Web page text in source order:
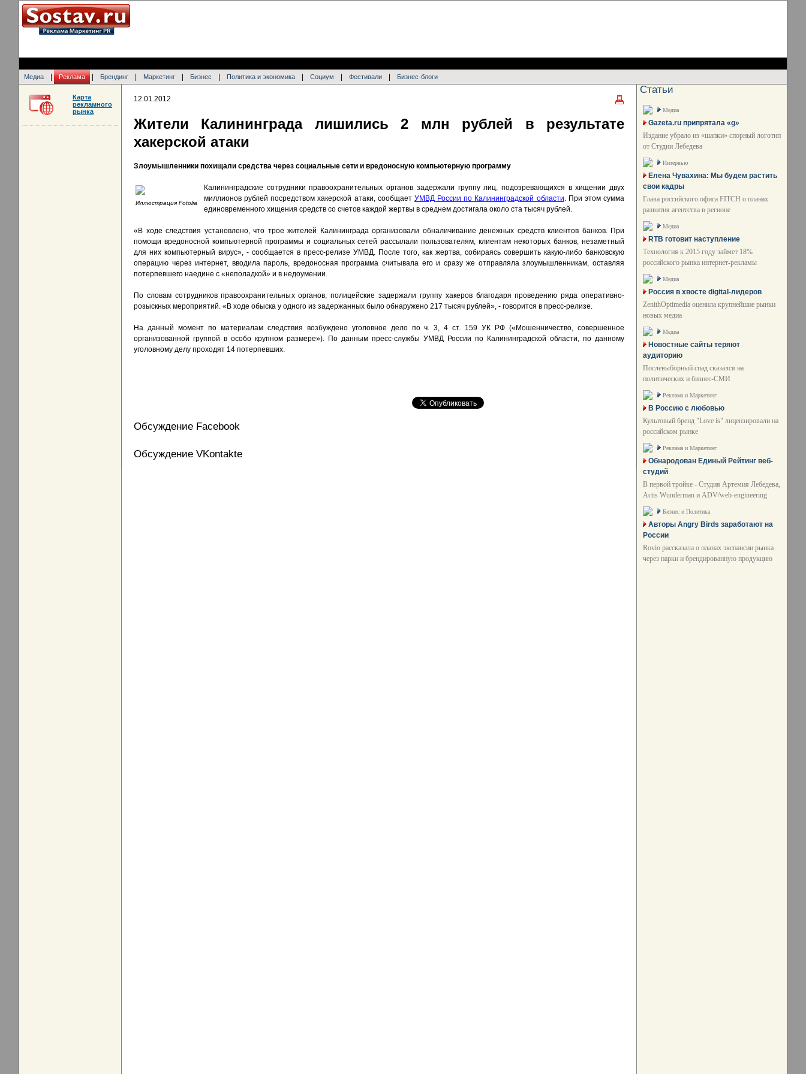
Медиа Реклама Брендинг Маркетинг Бизнес Политика и экономика Социум Фестивали Бизнес-блоги
12.01.2012
Жители Калининграда лишились 2 млн рублей в результате
хакерской атаки
Злоумышленники похищали средства через социальные сети и вредоносную компьютерную программу
Иллюстрация Fotolia
Калининградские сотрудники правоохранительных органов задержали группу лиц, подозревающихся в хищении двух
миллионов рублей посредством хакерской атаки, сообщает УМВД России по Калининградской области. При этом сумма
единовременного хищения средств со счетов каждой жертвы в среднем достигала около ста тысяч рублей.
«В ходе следствия установлено, что трое жителей Калининграда организовали обналичивание денежных средств клиентов банков. При
помощи вредоносной компьютерной программы и социальных сетей рассылали пользователям, клиентам некоторых банков, незаметный
для них компьютерный вирус», - сообщается в пресс-релизе УМВД. После того, как жертва, собираясь совершить какую-либо банковскую
операцию через интернет, вводила пароль, вредоносная программа считывала его и сразу же отправляла злоумышленникам, оставляя
потерпевшего наедине с «неполадкой» и в недоумении.
По словам сотрудников правоохранительных органов, полицейские задержали группу хакеров благодаря проведению ряда оперативно-
розыскных мероприятий. «В ходе обыска у одного из задержанных было обнаружено 217 тысяч рублей», - говорится в пресс-релизе.
На данный момент по материалам следствия возбуждено уголовное дело по ч. 3, 4 ст. 159 УК РФ («Мошенничество, совершенное
организованной группой в особо крупном размере»). По данным пресс-службы УМВД России по Калининградской области, по данному
уголовному делу проходят 14 потерпевших.
Обсуждение Facebook
Обсуждение VKontakte
Карта
рекламного
рынка
Статьи
Медиа
Gazeta.ru припрятала «g»
Издание убрало из «шапки» спорный логотип
от Студии Лебедева
Интервью
Елена Чувахина: Мы будем растить
свои кадры
Глава российского офиса FITCH о планах
развития агентства в регионе
Медиа
RTB готовит наступление
Технология к 2015 году займет 18%
российского рынка интернет-рекламы
Медиа
Россия в хвосте digital-лидеров
ZenithOptimedia оценила крупнейшие рынки
новых медиа
Медиа
Новостные сайты теряют
аудиторию
Послевыборный спад сказался на
политических и бизнес-СМИ
Реклама и Маркетинг
В Россию с любовью
Культовый бренд "Love is" лицензировали на
российском рынке
Реклама и Маркетинг
Обнародован Единый Рейтинг веб-
студий
В первой тройке - Студия Артемия Лебедева,
Actis Wunderman и ADV/web-engineering
Бизнес и Политика
Авторы Angry Birds заработают на
России
Rovio рассказала о планах экспансии рынка
через парки и брендированную продукцию